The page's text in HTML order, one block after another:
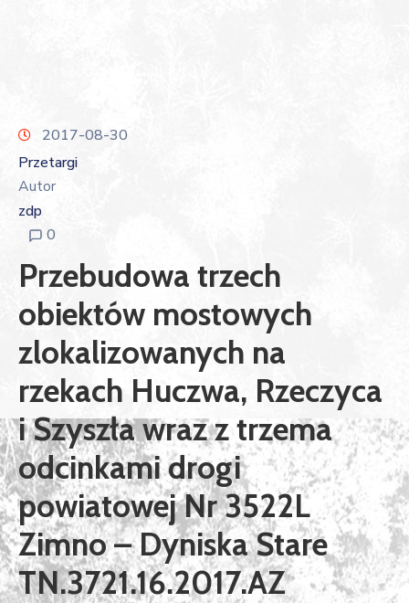
2017-08-30
Przetargi
Autor
zdp
0
Przebudowa trzech
obiektów mostowych
zlokalizowanych na
rzekach Huczwa, Rzeczyca
i Szyszła wraz z trzema
odcinkami drogi
powiatowej Nr 3522L
Zimno – Dyniska Stare
TN.3721.16.2017.AZ